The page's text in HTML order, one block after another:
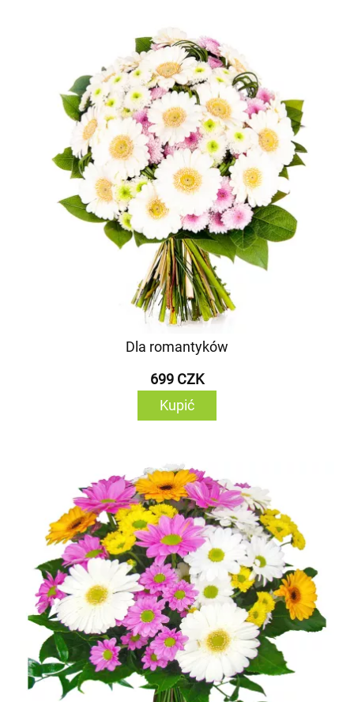
Dla romantyków
699 CZK
Kupić